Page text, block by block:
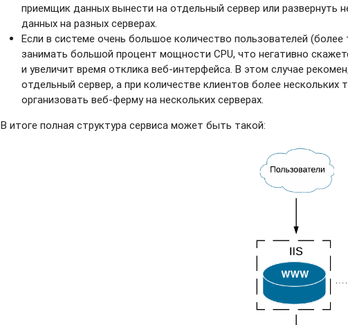
приемщик данных вынести на отдельный сервер или развернуть
данных на разных серверах.
Если в системе очень большое количество пользователей
занимать большой процент мощности CPU, что негативно
и увеличит время отклика веб-интерфейса. В этом случае
отдельный сервер, а при количестве клиентов более нескольких
организовать веб-ферму на нескольких серверах.
В итоге полная структура сервиса может быть такой: